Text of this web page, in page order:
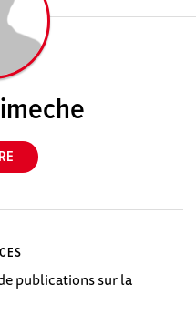
publications sur la